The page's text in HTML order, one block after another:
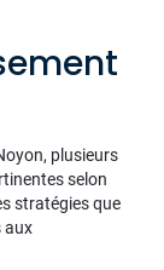
plusieurs
selon
stratégies que
aux